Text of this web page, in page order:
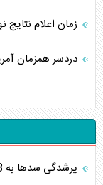
زمان اعلام نتایج
دردسر همزمان
پرشدگی سدها به 58درصد رسید